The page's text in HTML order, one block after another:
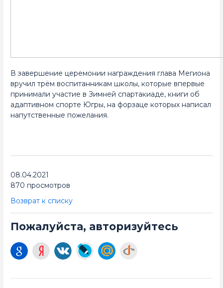
В завершение церемонии награждения глава Мегиона
вручил трём воспитанникам школы, которые впервые
принимали участие в Зимней спартакиаде, книги об
адаптивном спорте Югры, на форзаце которых написал
напутственные пожелания.
08.04.2021
870 просмотров
Возврат к списку
Пожалуйста, авторизуйтесь